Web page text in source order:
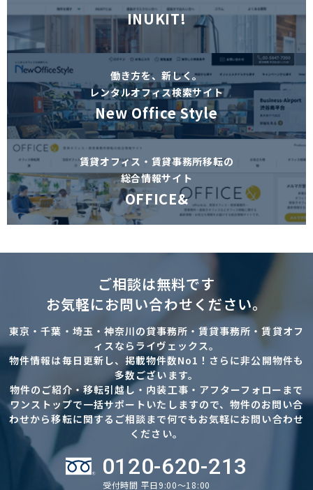
INUKIT!
働き方を、新しく。
レンタルオフィス検索サイト
New Office Style
賃貸オフィス・賃貸事務所移転の
総合情報サイト
OFFICE&
ご相談は無料です
お気軽にお問い合わせください。
東京・千葉・埼玉・神奈川の貸事務所・賃貸事務所・賃貸オフ
ィスならライヴェックス。
物件情報は毎日更新し、掲載物件数No1！さらに非公開物件も
多数ございます。
物件のご紹介・移転引越し・内装工事・アフターフォローまで
ワンストップで一括サポートいたしますので、物件のお問い合
わせから移転に関するご相談まで何でもお気軽にお問い合わせ
ください。
0120-620-213
受付時間 平日9:00～18:00